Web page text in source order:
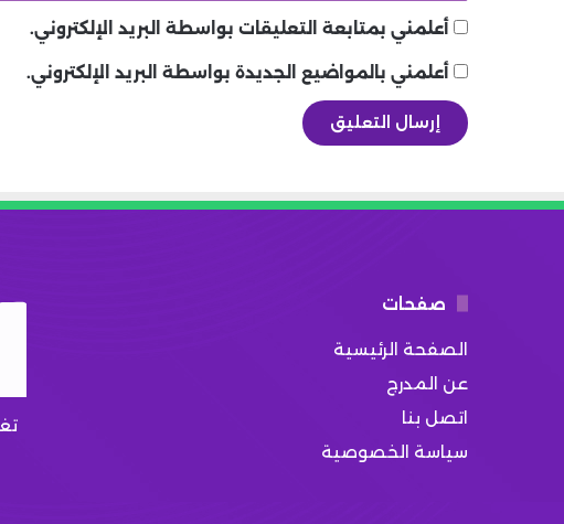
أعلمني بمتابعة التعليقات بواسطة البريد الإلكتروني.
أعلمني بالمواضيع الجديدة بواسطة البريد الإلكتروني.
صفحات
الصفحة الرئيسية
عن المدرج
اتصل بنا
سياسة الخصوصية